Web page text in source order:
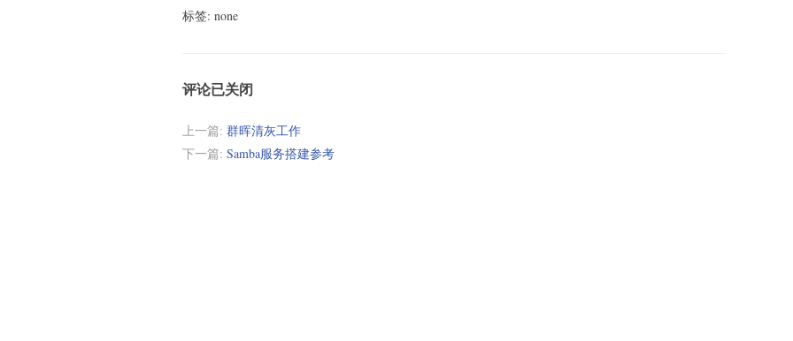
标签: none
评论已关闭
上一篇: 群晖清灰工作
下一篇: Samba服务搭建参考